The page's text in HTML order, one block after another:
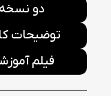
دو نسخه
توضیحات
فیلم